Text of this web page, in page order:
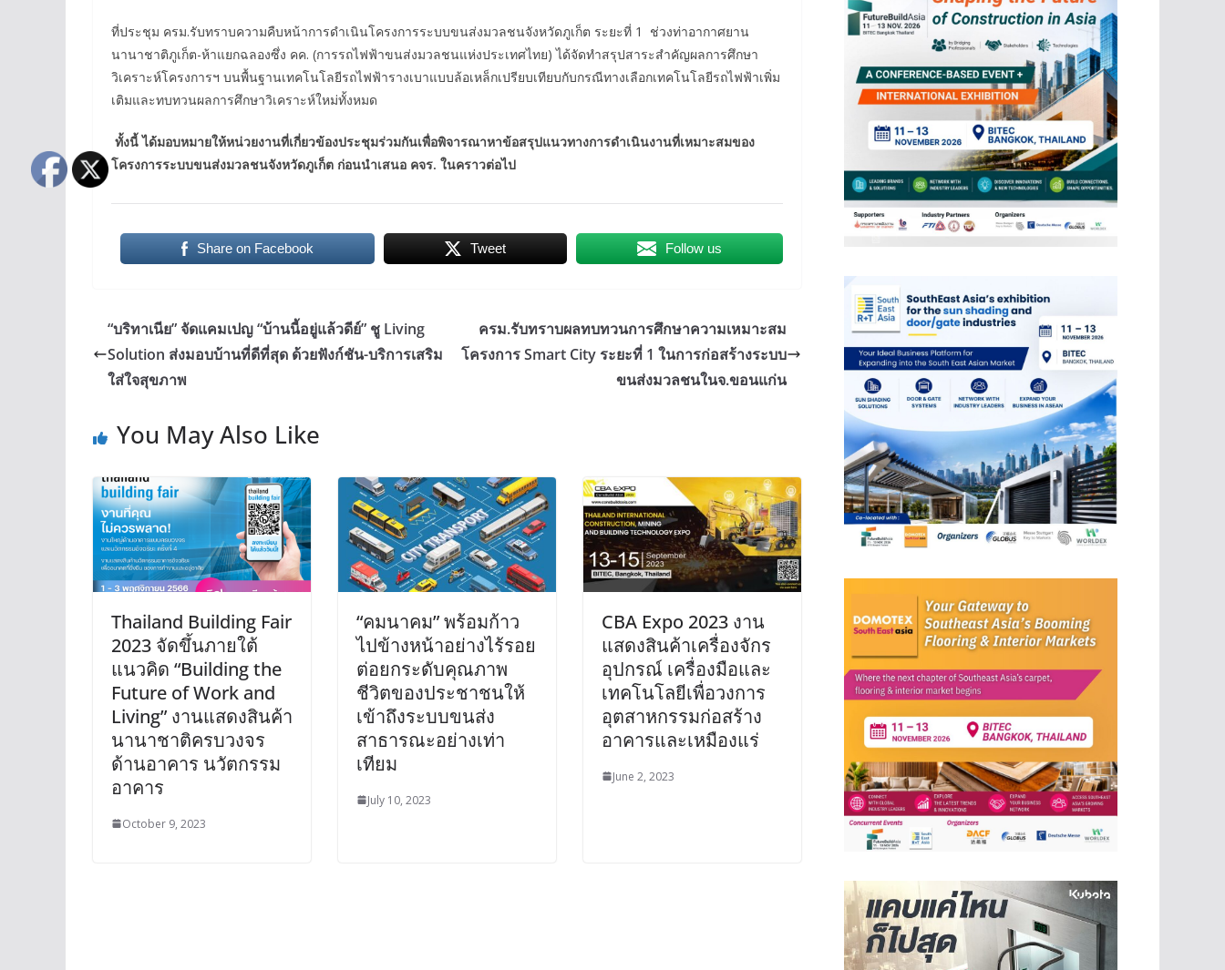
ที่ประชุม ครม.รับทราบความคืบหน้าการดำเนินโครงการระบบขนส่งมวลชนจังหวัดภูเก็ต ระยะที่ 1 ช่วงท่าอากาศยาน
นานาชาติภูเก็ต-ห้าแยกฉลองซึ่ง คค. (การรถไฟฟ้าขนส่งมวลชนแห่งประเทศไทย) ได้จัดทำสรุปสาระสำคัญผลการศึกษา
วิเคราะห์โครงการฯ บนพื้นฐานเทคโนโลยีรถไฟฟ้ารางเบาแบบล้อเหล็กเปรียบเทียบกับกรณีทางเลือกเทคโนโลยีรถไฟฟ้าเพิ่ม
เติมและทบทวนผลการศึกษาวิเคราะห์ใหม่ทั้งหมด
ทั้งนี้ ได้มอบหมายให้หน่วยงานที่เกี่ยวข้องประชุมร่วมกันเพื่อพิจารณาหาข้อสรุปแนวทางการดำเนินงานที่เหมาะสมของ
โครงการระบบขนส่งมวลชนจังหวัดภูเก็ต ก่อนนำเสนอ คจร. ในคราวต่อไป
Share on Facebook Tweet Follow us
“บริทาเนีย” จัดแคมเปญ “บ้านนี้อยู่แล้วดีย์” ชู Living
Solution ส่งมอบบ้านที่ดีที่สุด ด้วยฟังก์ชัน-บริการเสริม
ใส่ใจสุขภาพ
ครม.รับทราบผลทบทวนการศึกษาความเหมาะสม
โครงการ Smart City ระยะที่ 1 ในการก่อสร้างระบบ
ขนส่งมวลชนในจ.ขอนแก่น
You May Also Like
Thailand Building Fair
2023 จัดขึ้นภายใต้
แนวคิด “Building the
Future of Work and
Living” งานแสดงสินค้า
นานาชาติครบวงจร
ด้านอาคาร นวัตกรรม
อาคาร
October 9, 2023
“คมนาคม” พร้อมก้าว
ไปข้างหน้าอย่างไร้รอย
ต่อยกระดับคุณภาพ
ชีวิตของประชาชนให้
เข้าถึงระบบขนส่ง
สาธารณะอย่างเท่า
เทียม
July 10, 2023
CBA Expo 2023 งาน
แสดงสินค้าเครื่องจักร
อุปกรณ์ เครื่องมือและ
เทคโนโลยีเพื่อวงการ
อุตสาหกรรมก่อสร้าง
อาคารและเหมืองแร่
June 2, 2023